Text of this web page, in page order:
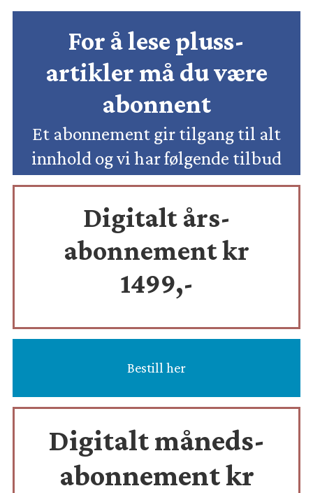
For å lese pluss-
artikler må du være
abonnent
Et abonnement gir tilgang til alt
innhold og vi har følgende tilbud
Digitalt års-
abonnement kr
1499,-
Bestill her
Digitalt måneds-
abonnement kr